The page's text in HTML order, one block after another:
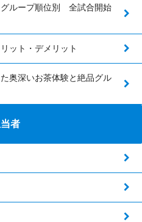
ループ順位別 全試合開始
ット・デメリット
奥深いお茶体験と絶品グル
者